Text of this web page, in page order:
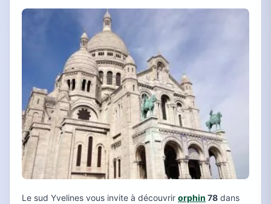
Le sud Yvelines vous invite à découvrir orphin 78 dans